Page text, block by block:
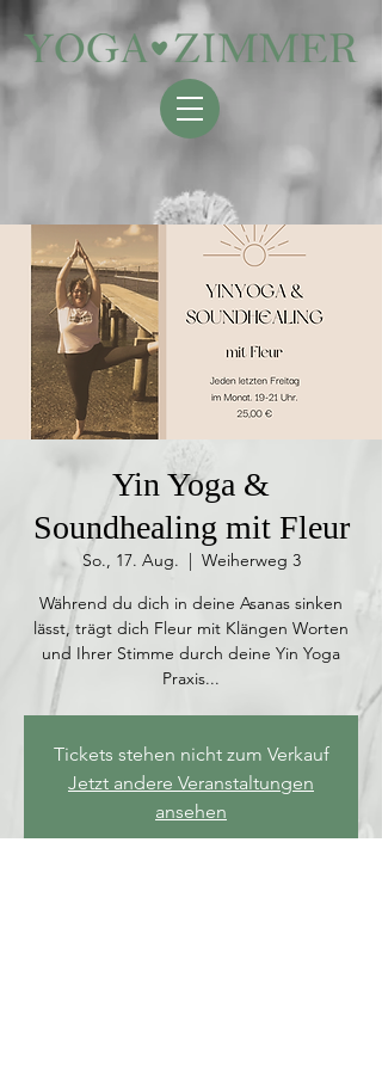
Yin Yoga &
Soundhealing mit Fleur
So., 17. Aug.
  |
Weiherweg 3
Während du dich in deine Asanas sinken
lässt, trägt dich Fleur mit Klängen Worten
und Ihrer Stimme durch deine Yin Yoga
Praxis...
Tickets stehen nicht zum Verkauf
Jetzt andere Veranstaltungen
ansehen